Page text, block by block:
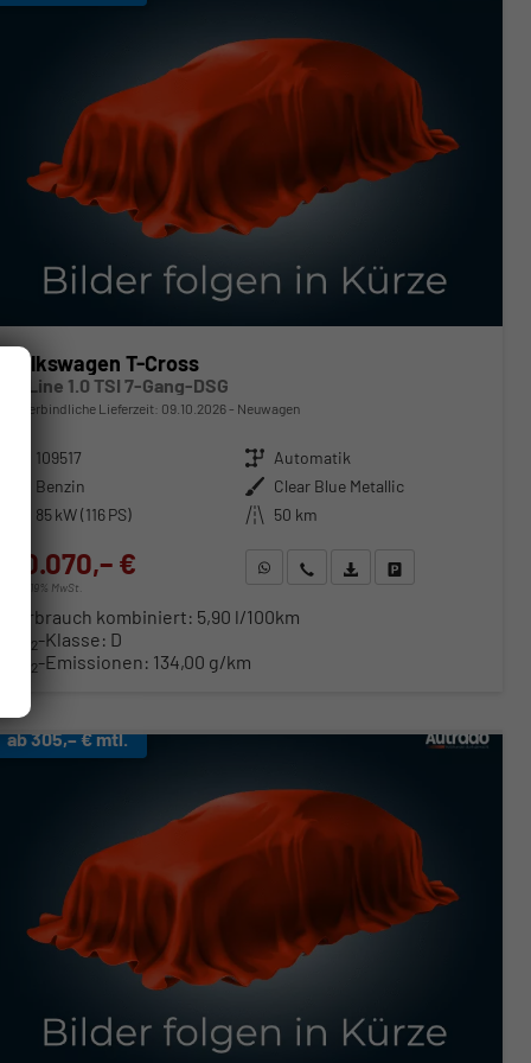
Volkswagen T-Cross
R-Line 1.0 TSI 7-Gang-DSG
unverbindliche Lieferzeit: 09.10.2026 Neuwagen
109517 Getriebe Automatik
Benzin Außenfarbe Clear Blue Metallic
85 kW (116 PS) Kilometerstand 50 km
30.070,– €
incl. 19% MwSt.
WhatsApp anfragen
Wir rufen Sie anFahrzeugexposé (PDF)
Fahrzeug parken
Verbrauch kombiniert: 5,90 l/100km
2-Klasse: D
2-Emissionen: 134,00 g/km
ab 305,– € mtl.